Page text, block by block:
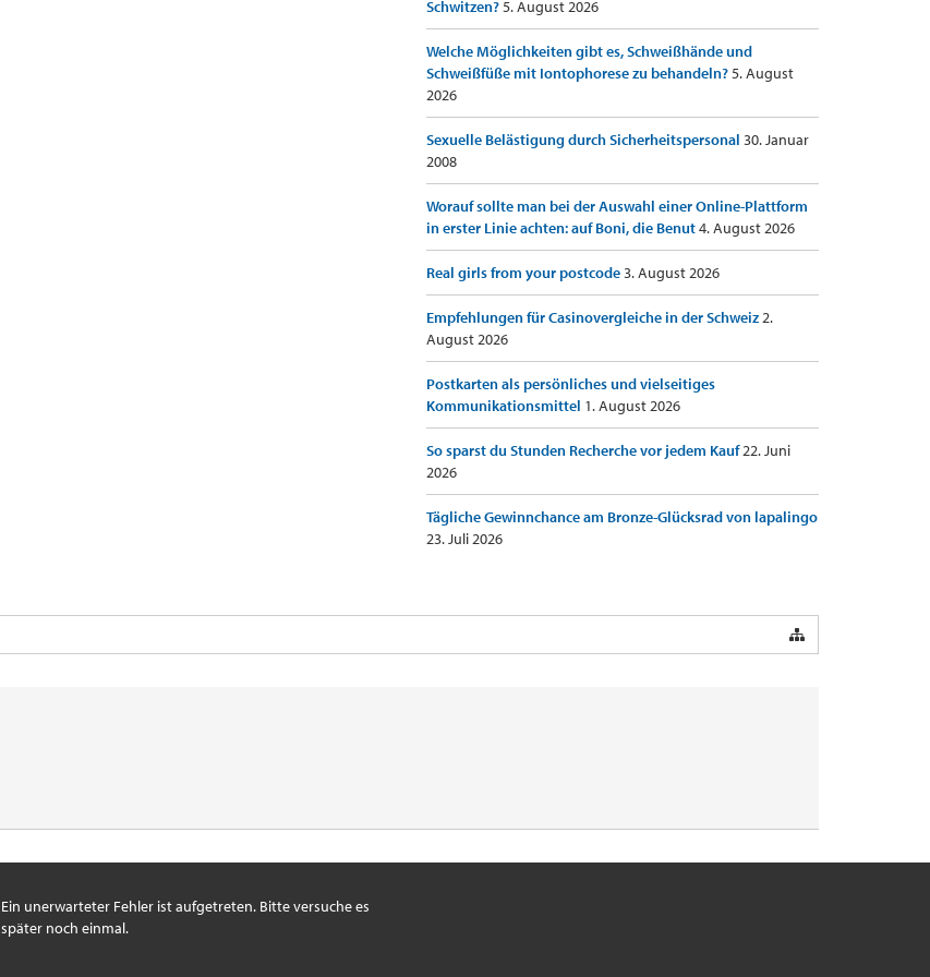
Schwitzen?5. August 2026
Welche Möglichkeiten gibt es, Schweißhände und
Schweißfüße mit Iontophorese zu behandeln?5. August
2026
Sexuelle Belästigung durch Sicherheitspersonal 30. Januar
2008
Worauf sollte man bei der Auswahl einer Online-Plattform
in erster Linie achten: auf Boni, die Benut4. August 2026
Real girls from your postcode3. August 2026
Empfehlungen für Casinovergleiche in der Schweiz2.
August 2026
Postkarten als persönliches und vielseitiges
Kommunikationsmittel 1. August 2026
So sparst du Stunden Recherche vor jedem Kauf22. Juni
2026
Tägliche Gewinnchance am Bronze-Glücksrad von lapalingo
23. Juli 2026
Ein unerwarteter Fehler ist aufgetreten. Bitte versuche es
später noch einmal.